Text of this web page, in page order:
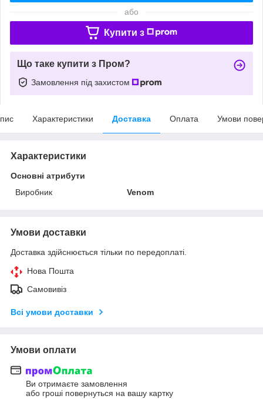
або
Купити з
Що таке купити з Пром?
Замовлення під захистом
Характеристики Доставка Оплата Умови
Характеристики
Основні атрибути
Виробник
Venom
Умови доставки
Доставка здійснюється тільки по передоплаті.
Нова Пошта
Самовивіз
Всі умови доставки
Умови оплати
Ви отримаєте замовлення
або гроші повернуться на вашу картку